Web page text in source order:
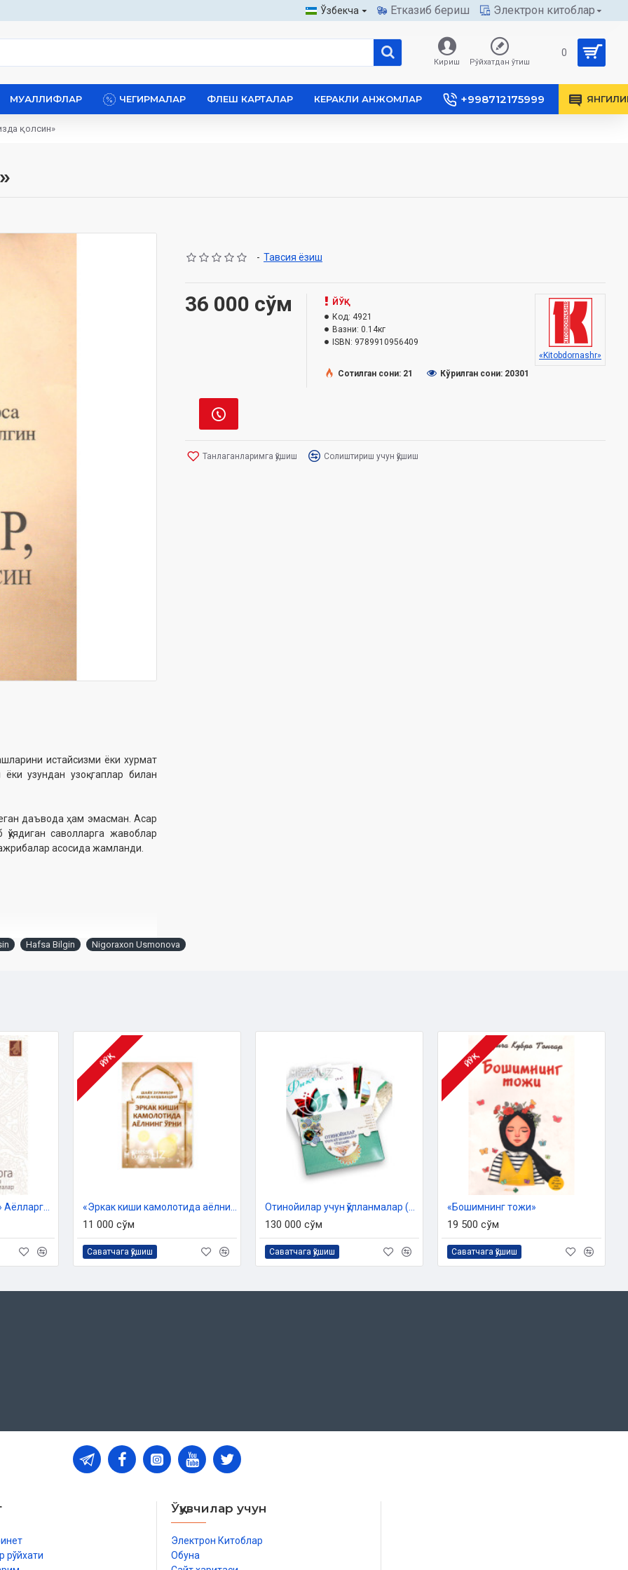
Ўзбекча Етказиб бериш Электрон китоблар
Кириш Рўйхатдан ўтиш
0
МУАЛЛИФЛАР ЧЕГИРМАЛАР ФЛЕШ КАРТАЛАР КЕРАКЛИ АНЖОМЛАР +998712175999
қолсин»
истайсизми ёки хурмат
узундан узоқ гаплар билан
даъвода ҳам эмасман. Асар
саволларга жавоблар
асосида жамланди.
- Тавсия ёзиш
36 000 сўм
ЙЎҚ
Код: 4921
Вазни: 0.14кг
ISBN: 9789910956409
«Kitobdornashr»
Сотилган сони: 21
Кўрилган сони: 20301
Танлаганларимга қўшиш Солиштириш учун қўшиш
Hafsa Bilgin Nigoraxon Usmonova
ЙЎҚ
11 000 сўм
Саватчага қўшиш
130 000 сўм
Саватчага қўшиш
ЙЎҚ
«Бошимнинг тожи»
19 500 сўм
Саватчага қўшиш
рўйхати
Ўқувчилар учун
Электрон Китоблар
Обуна